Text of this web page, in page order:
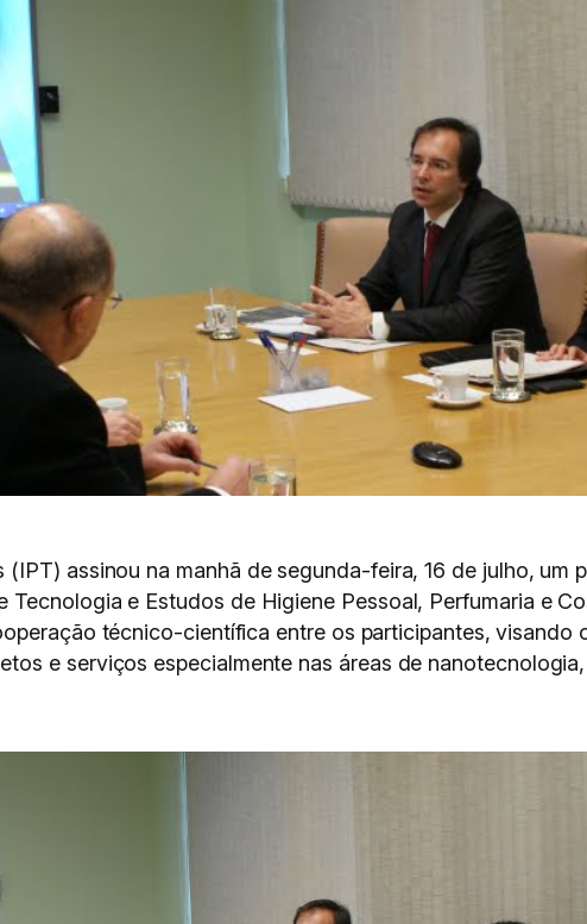
assinou na manhã de segunda-feira, 16 de julho, um
e Estudos de Higiene Pessoal, Perfumaria e
técnico-científica entre os participantes, visando
e serviços especialmente nas áreas de